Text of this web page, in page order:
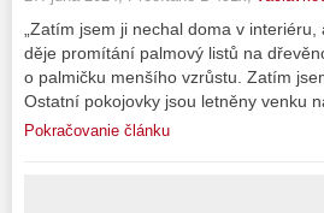
„Zatím jsem ji nechal doma v
děje promítání palmový listů na
o palmičku menšího vzrůstu. Zatím
Ostatní pokojovky jsou letněny venku
Pokračovanie článku